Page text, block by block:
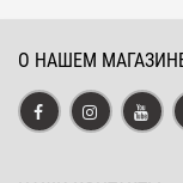
О НАШЕМ